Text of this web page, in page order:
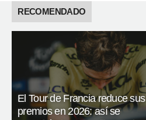
RECOMENDADO
El Tour de Francia reduce sus
premios en 2026: así se